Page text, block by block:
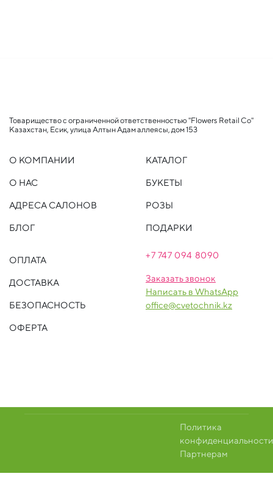
Товарищество с ограниченной ответственностью "Flowers Retail Co"
Казахстан, Есик, улица Алтын Адам аллеясы, дом 153
О КОМПАНИИ
О НАС
АДРЕСА САЛОНОВ
БЛОГ
КАТАЛОГ
БУКЕТЫ
РОЗЫ
ПОДАРКИ
ОПЛАТА
ДОСТАВКА
БЕЗОПАСНОСТЬ
ОФЕРТА
+7 747 094 8090
Заказать звонок
Написать в WhatsApp
office@cvetochnik.kz
Политика
Партнерам